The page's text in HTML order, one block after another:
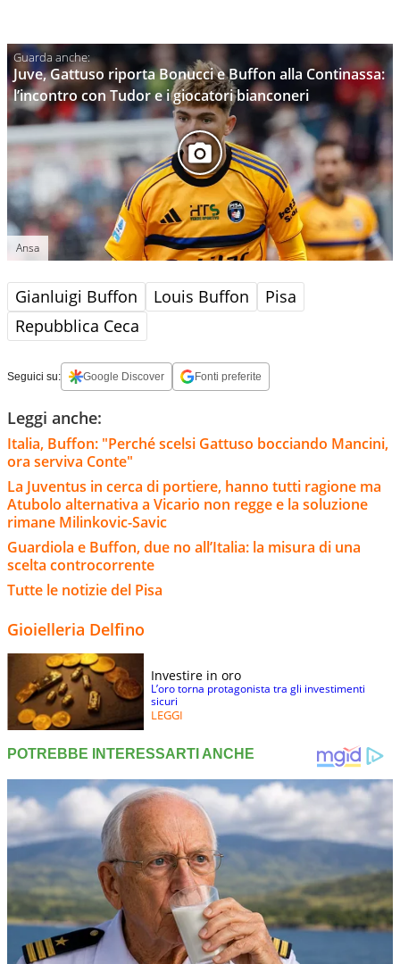
Juve, Gattuso riporta Bonucci e Buffon alla Continassa:
l’incontro con Tudor e i giocatori bianconeri
Ansa
Gianluigi Buffon Louis Buffon
Pisa
Repubblica Ceca
Seguici su: Google Discover Fonti preferite
Leggi anche:
Italia, Buffon: "Perché scelsi Gattuso bocciando Mancini,
ora serviva Conte"
La Juventus in cerca di portiere, hanno tutti ragione ma
Atubolo alternativa a Vicario non regge e la soluzione
rimane Milinkovic-Savic
Guardiola e Buffon, due no all’Italia: la misura di una
scelta controcorrente
Tutte le notizie del Pisa
Gioielleria Delfino
Investire in oro
L’oro torna protagonista tra gli investimenti
sicuri
LEGGI